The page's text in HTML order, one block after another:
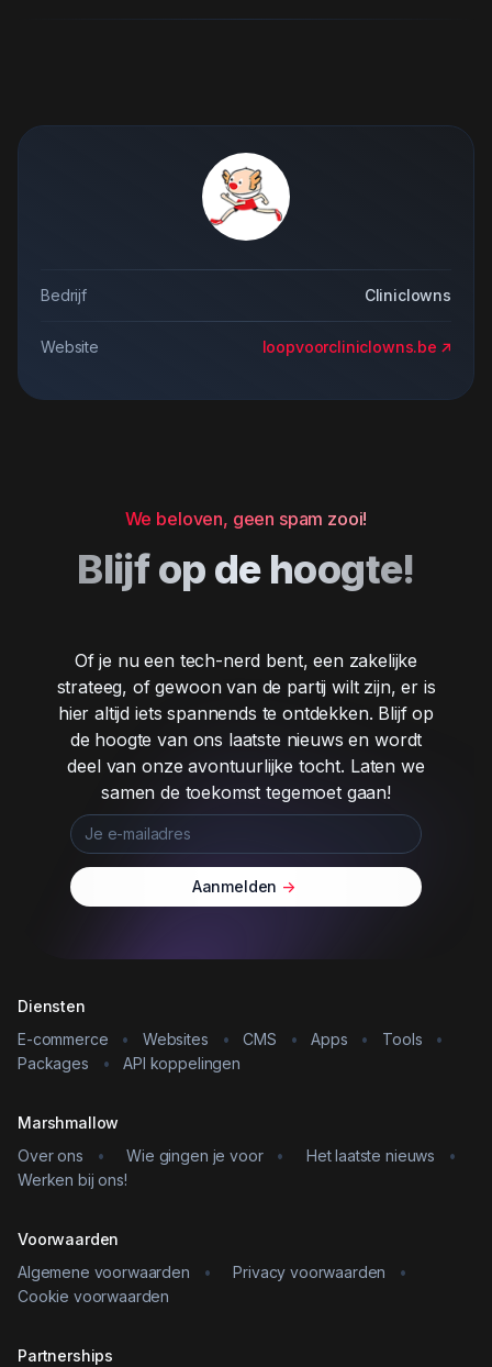
Bedrijf Cliniclowns
Website loopvoorcliniclowns.be
We beloven, geen spam zooi!
Blijf op de hoogte!
Of je nu een tech-nerd bent, een zakelijke
strateeg, of gewoon van de partij wilt zijn, er is
hier altijd iets spannends te ontdekken. Blijf op
de hoogte van ons laatste nieuws en wordt
deel van onze avontuurlijke tocht. Laten we
samen de toekomst tegemoet gaan!
Aanmelden ->
Diensten
E-commerce
• Websites • CMS • Apps • Tools
•
Packages
• API koppelingen
Marshmallow
Over ons
• Wie gingen je voor • Het laatste nieuws
•
Werken bij ons!
Voorwaarden
Algemene voorwaarden
• Privacy voorwaarden
•
Cookie voorwaarden
Partnerships